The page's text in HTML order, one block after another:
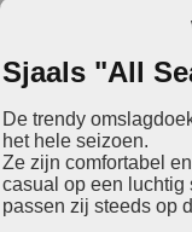
Sjaals "All
De trendy
het hele seizoen.
Ze zijn comfortabel
casual op een luchtig
passen zij steeds op